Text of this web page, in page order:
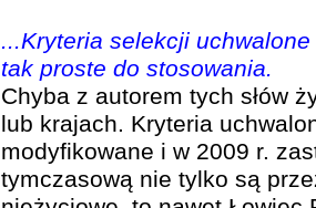
...Kryteria selekcji
tak proste do stosowania.
Chyba z autorem tych słów
lub krajach. Kryteria
modyfikowane i w 2009 r.
tymczasową nie tylko są